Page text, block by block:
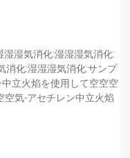
湿気消化:湿湿湿気消化:
消化:湿湿湿気消化:サンプ
中立火焰を使用して空空空
空気-アセチレン中立火焰